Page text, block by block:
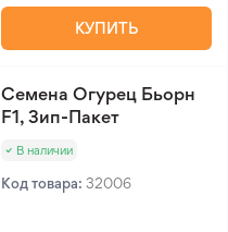
КУПИТЬ
Семена Огурец Бьорн
F1, Зип-Пакет
В наличии
Код товара: 32006